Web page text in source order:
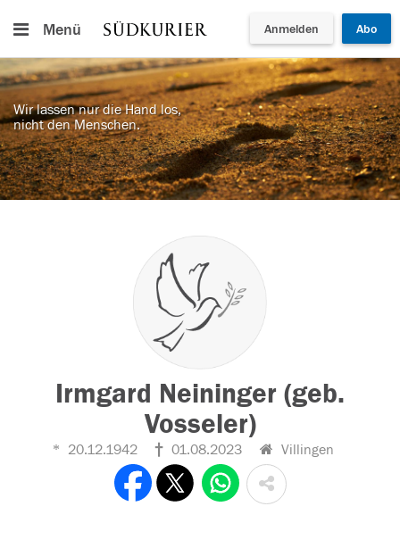
Menü Anmelden Abo
Wir lassen nur die Hand los,
nicht den Menschen.
Irmgard Neininger (geb.
Vosseler)
20.12.1942 01.08.2023 Villingen